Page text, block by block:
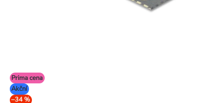
Prima cena
Akční
–34 %